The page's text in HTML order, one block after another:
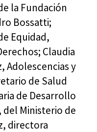
la Fundación
Bossatti;
Equidad,
Claudia
Adolescencias y
de Salud
de Desarrollo
del Ministerio de
directora